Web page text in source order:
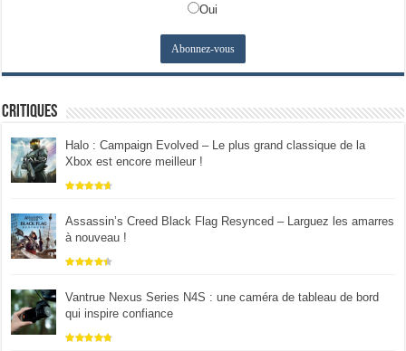
Oui
Critiques
Halo : Campaign Evolved – Le plus grand classique de la
Xbox est encore meilleur !
Assassin’s Creed Black Flag Resynced – Larguez les amarres
à nouveau !
Vantrue Nexus Series N4S : une caméra de tableau de bord
qui inspire confiance